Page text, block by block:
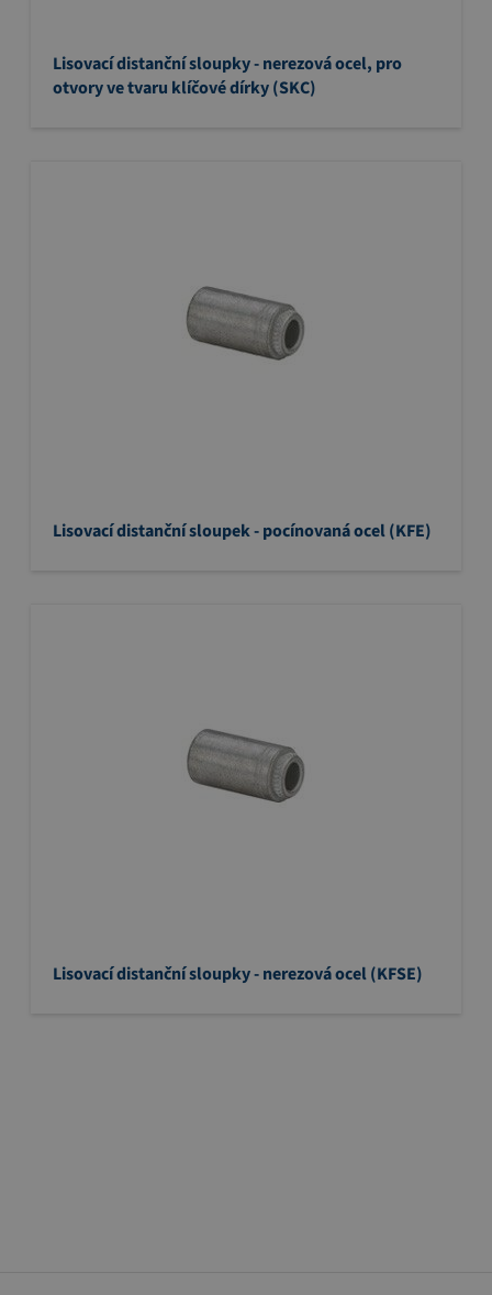
Lisovací distanční sloupky - nerezová ocel, pro
otvory ve tvaru klíčové dírky (SKC)
Lisovací distanční sloupek - pocínovaná ocel (KFE)
Lisovací distanční sloupky - nerezová ocel (KFSE)